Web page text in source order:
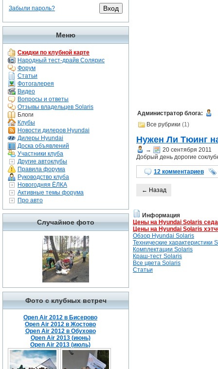
Забыли пароль?
Меню
Скидки по клубной карте
Народный тест-драйв Солярис
Форум
Статьи
Фотогалерея
Видео
Вопросы и ответы
Отзывы владельцев Solaris
Блоги
Клубы
Новости дилеров Hyundai
Дилеры Hyundai
Доска объявлений
Участники клуба
Другие автоклубы
Правила форума
Руководство клуба
Новогодняя ЁЛКА
Активные темы форума
Про авто
Случайное фото
Фото с клубных встреч
Open Air 2012 в Бисерово
Open Air 2012 в Жостово
Open Air 2012 в Обухово
Open Air 2013 (июнь)
Open Air 2013 (июль)
Администратор блога:
Все рубрики (1)
Нужен Ли Тюинг
→
20 сентября 2011
Добрый день дорогие
12 комментариев
← Назад
Информация
Цены на Hyundai Solaris
Цены на Hyundai Solaris
Обзор Hyundai Solaris
Технические характеристики
Комплектации Solaris
Краш-тест Solaris
Все цвета Solaris
Статьи